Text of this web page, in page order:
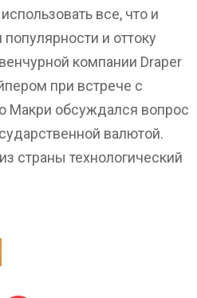
все, что и
и оттоку
компании Draper
при встрече с
Макри обсуждался вопрос
валютой.
страны технологический